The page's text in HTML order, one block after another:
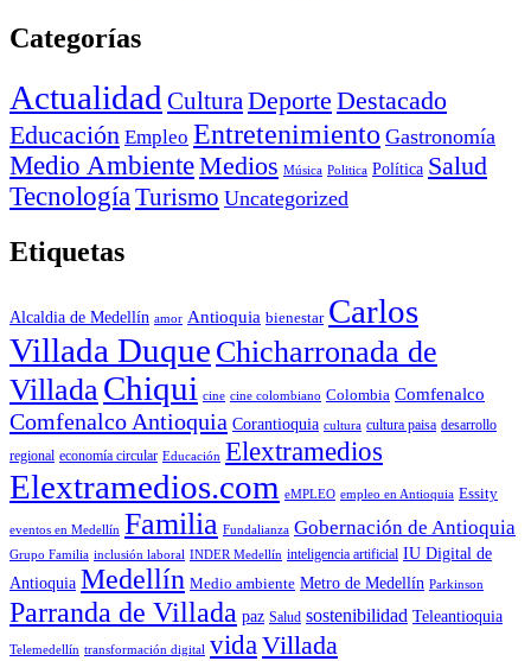
Categorías
Actualidad CulturaDeporte Destacado
Educación Empleo Entretenimiento Gastronomía
Medio AmbienteMedios Música Politica Política Salud
Tecnología Turismo Uncategorized
Etiquetas
Alcaldia de Medellín amor Antioquia bienestar Carlos
Villada Duque Chicharronada de
Villada Chiqui cine cine colombiano Colombia Comfenalco
Comfenalco Antioquia Corantioquia cultura cultura paisa desarrollo
regional economía circular Educación Elextramedios
Elextramedios.com eMPLEO empleo en Antioquia Essity
eventos en Medellín Familia Fundalianza Gobernación de Antioquia
Grupo Familia inclusión laboral INDER Medellín inteligencia artificial IU Digital de
Antioquia Medellín Medio ambiente Metro de Medellín Parkinson
Parranda de Villada paz Salud sostenibilidad Teleantioquia
Telemedellín transformación digital vida Villada